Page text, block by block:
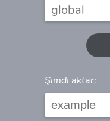
Şimdi aktar: